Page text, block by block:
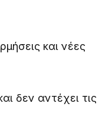
και νέες
δεν αντέχει τις